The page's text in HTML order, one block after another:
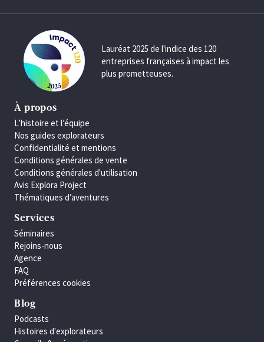
Lauréat 2025 de l'indice des 120
entreprises françaises à impact les
plus prometteuses.
À propos
L’histoire et l’équipe
Nos guides explorateurs
Confidentialité et mentions
Conditions générales de vente
Conditions générales d'utilisation
Avis Explora Project
Thématiques d’aventures
Services
Séminaires
Rejoins-nous
Agence
FAQ
Préférences cookies
Blog
Podcasts
Histoires d'explorateurs